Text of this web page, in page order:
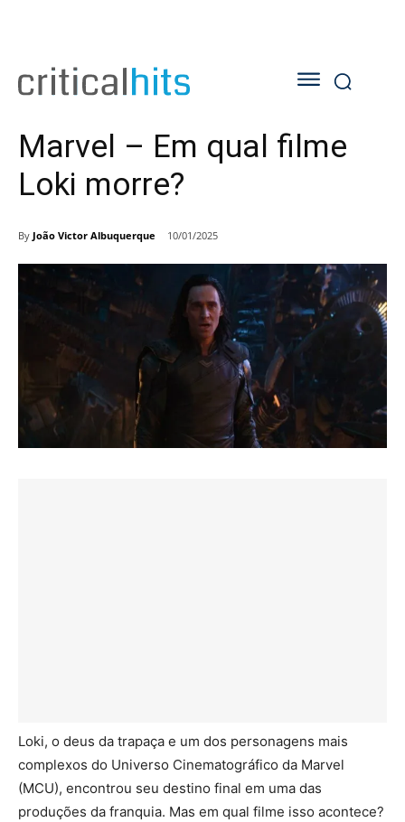
Marvel – Em qual filme
Loki morre?
By João Victor Albuquerque 10/01/2025
Loki, o deus da trapaça e um dos personagens mais
complexos do Universo Cinematográfico da Marvel
(MCU), encontrou seu destino final em uma das
produções da franquia. Mas em qual filme isso acontece?